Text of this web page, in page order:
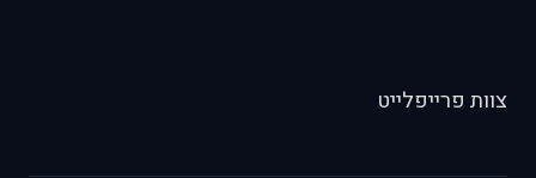
צוות פרייפלייט